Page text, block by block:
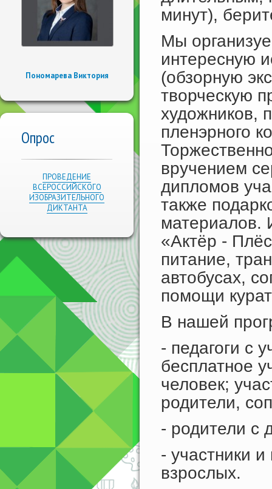
Пономарева Виктория
Опрос
ПРОВЕДЕНИЕ
ВСЕРОССИЙСКОГО
ИЗОБРАЗИТЕЛЬНОГО
ДИКТАНТА
минут),
Мы
интересную
(обзорную
творческую
художников,
пленэрного
вручением
дипломов
также
материалов.
«Актёр -
питание,
автобусах,
помощи
В нашей
- педагоги с
бесплатное
человек;
родители,
- родители с
- участники и
взрослых.